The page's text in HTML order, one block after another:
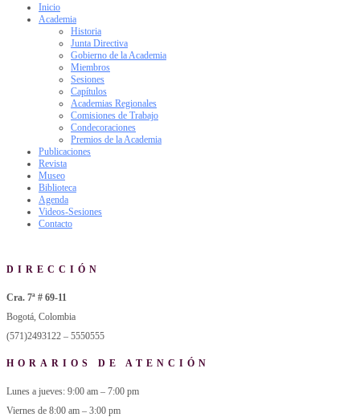
Inicio
Academia
Historia
Junta Directiva
Gobierno de la Academia
Miembros
Sesiones
Capítulos
Academias Regionales
Comisiones de Trabajo
Condecoraciones
Premios de la Academia
Publicaciones
Revista
Museo
Biblioteca
Agenda
Videos-Sesiones
Contacto
DIRECCIÓN
Cra. 7ª # 69-11
Bogotá, Colombia
(571)2493122 – 5550555
HORARIOS DE ATENCIÓN
Lunes a jueves: 9:00 am – 7:00 pm
Viernes de 8:00 am – 3:00 pm